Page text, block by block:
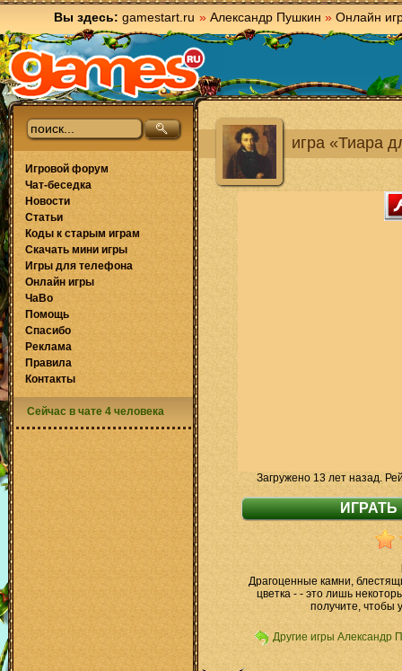
Вы здесь: gamestart.ru » Александр Пушкин » Онлайн
игра «Тиара
Загружено 13 лет назад.
Драгоценные камни,
цветка - - это лишь
получите, чтобы
Другие игры Александр
Игровой форум
Чат-беседка
Новости
Статьи
Коды к старым играм
Скачать мини игры
Игры для телефона
Онлайн игры
ЧаВо
Помощь
Спасибо
Реклама
Правила
Контакты
Сейчас в чате 4 человека